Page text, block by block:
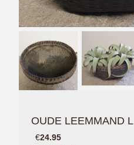
OUDE LEEMMAND L
€24.95